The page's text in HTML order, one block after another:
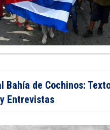
Bahía de Cochinos:
Entrevistas